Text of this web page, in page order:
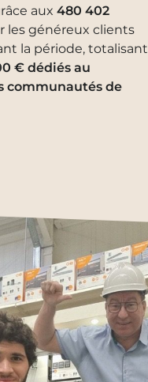
aux 480 402
les généreux clients
la période, totalisant
€ dédiés au
communautés de